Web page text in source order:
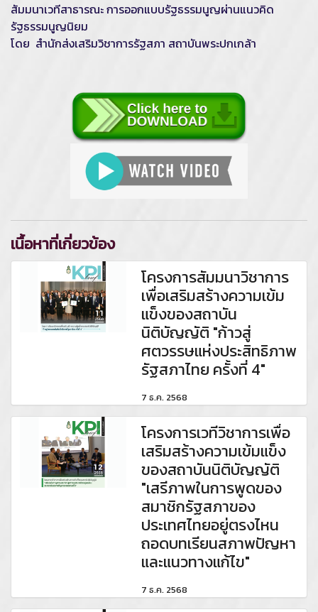
สัมมนาเวทีสาธารณะ การออกแบบรัฐธรรมนูญผ่านแนวคิด
รัฐธรรมนูญนิยม
โดย สำนักส่งเสริมวิชาการรัฐสภา สถาบันพระปกเกล้า
เนื้อหาที่เกี่ยวข้อง
โครงการสัมมนาวิชาการ
เพื่อเสริมสร้างความเข้ม
แข็งของสถาบัน
นิติบัญญัติ "ก้าวสู่
ศตวรรษแห่งประสิทธิภาพ
รัฐสภาไทย ครั้งที่ 4"
7 ธ.ค. 2568
โครงการเวทีวิชาการเพื่อ
เสริมสร้างความเข้มแข็ง
ของสถาบันนิติบัญญัติ
"เสรีภาพในการพูดของ
สมาชิกรัฐสภาของ
ประเทศไทยอยู่ตรงไหน
ถอดบทเรียนสภาพปัญหา
และแนวทางแก้ไข"
7 ธ.ค. 2568